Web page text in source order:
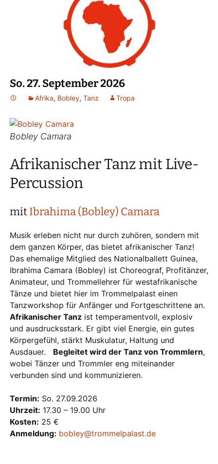
So. 27. September 2026
Afrika, Bobley, Tanz Tropa
Bobley Camara
Afrikanischer Tanz mit Live-
Percussion
mitIbrahima (Bobley) Camara
Musik erleben nicht nur durch zuhören, sondern mit
dem ganzen Körper, das bietet afrikanischer Tanz!
Das ehemalige Mitglied des Nationalballett Guinea,
Ibrahima Camara (Bobley) ist Choreograf, Profitänzer,
Animateur, und Trommellehrer für westafrikanische
Tänze und bietet hier im Trommelpalast einen
Tanzworkshop für Anfänger und Fortgeschrittene an.
Afrikanischer Tanz ist temperamentvoll, explosiv
und ausdrucksstark. Er gibt viel Energie, ein gutes
Körpergefühl, stärkt Muskulatur, Haltung und
Ausdauer. Begleitet wird der Tanz von Trommlern,
wobei Tänzer und Trommler eng miteinander
verbunden sind und kommunizieren.
Termin: So. 27.09.2026
Uhrzeit: 17.30 – 19.00 Uhr
Kosten: 25 €
Anmeldung: bobley@trommelpalast.de